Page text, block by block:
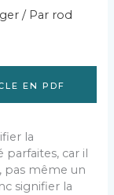
/ Par rod
EN PDF
la
car il
pas même un
signifier la